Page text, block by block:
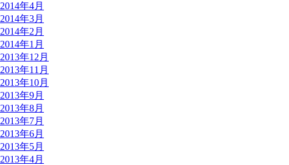
2014年4月
2014年3月
2014年2月
2014年1月
2013年12月
2013年11月
2013年10月
2013年9月
2013年8月
2013年7月
2013年6月
2013年5月
2013年4月